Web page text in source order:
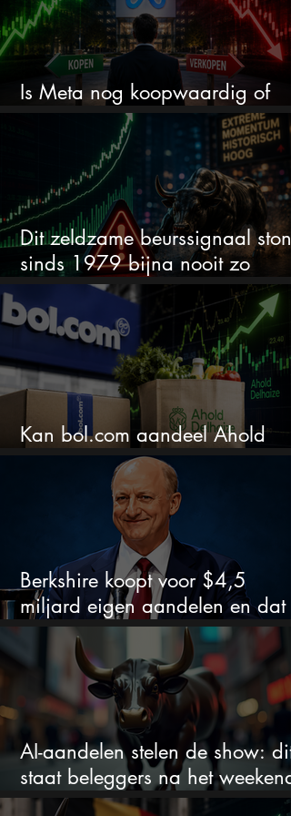
Is Meta nog koopwaardig of
wordt het tijd om te verkopen?
Dit zeldzame beurssignaal stond
sinds 1979 bijna nooit zo
extreem
Kan bol.com aandeel Ahold
nieuw leven inblazen?
Berkshire koopt voor $4,5
miljard eigen aandelen en dat
zegt veel over de waardering
AI-aandelen stelen de show: dit
staat beleggers na het weekend
te wachten